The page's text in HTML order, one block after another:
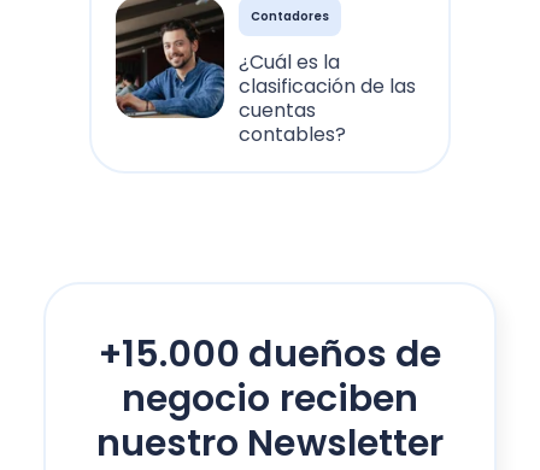
Contadores
¿Cuál es la
clasificación de las
cuentas
contables?
+15.000 dueños de
negocio reciben
nuestro Newsletter